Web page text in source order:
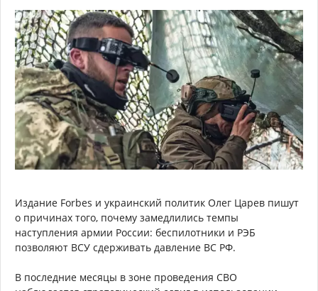
Издание Forbes и украинский политик Олег Царев пишут
о причинах того, почему замедлились темпы
наступления армии России: беспилотники и РЭБ
позволяют ВСУ сдерживать давление ВС РФ.
В последние месяцы в зоне проведения СВО